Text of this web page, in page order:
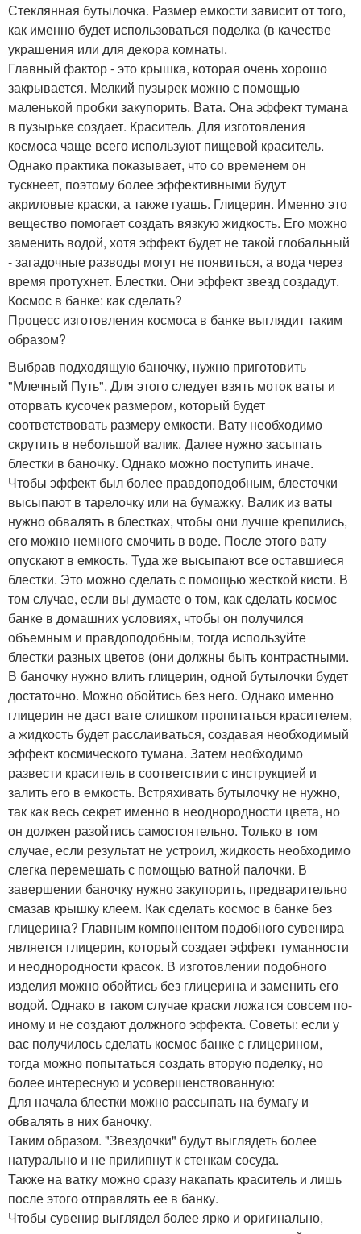
Стеклянная бутылочка. Размер емкости зависит от того,
как именно будет использоваться поделка (в качестве
украшения или для декора комнаты.
Главный фактор - это крышка, которая очень хорошо
закрывается. Мелкий пузырек можно с помощью
маленькой пробки закупорить. Вата. Она эффект тумана
в пузырьке создает. Краситель. Для изготовления
космоса чаще всего используют пищевой краситель.
Однако практика показывает, что со временем он
тускнеет, поэтому более эффективными будут
акриловые краски, а также гуашь. Глицерин. Именно это
вещество помогает создать вязкую жидкость. Его можно
заменить водой, хотя эффект будет не такой глобальный
- загадочные разводы могут не появиться, а вода через
время протухнет. Блестки. Они эффект звезд создадут.
Космос в банке: как сделать?
Процесс изготовления космоса в банке выглядит таким
образом?
Выбрав подходящую баночку, нужно приготовить
"Млечный Путь". Для этого следует взять моток ваты и
оторвать кусочек размером, который будет
соответствовать размеру емкости. Вату необходимо
скрутить в небольшой валик. Далее нужно засыпать
блестки в баночку. Однако можно поступить иначе.
Чтобы эффект был более правдоподобным, блесточки
высыпают в тарелочку или на бумажку. Валик из ваты
нужно обвалять в блестках, чтобы они лучше крепились,
его можно немного смочить в воде. После этого вату
опускают в емкость. Туда же высыпают все оставшиеся
блестки. Это можно сделать с помощью жесткой кисти. В
том случае, если вы думаете о том, как сделать космос
банке в домашних условиях, чтобы он получился
объемным и правдоподобным, тогда используйте
блестки разных цветов (они должны быть контрастными.
В баночку нужно влить глицерин, одной бутылочки будет
достаточно. Можно обойтись без него. Однако именно
глицерин не даст вате слишком пропитаться красителем,
а жидкость будет расслаиваться, создавая необходимый
эффект космического тумана. Затем необходимо
развести краситель в соответствии с инструкцией и
залить его в емкость. Встряхивать бутылочку не нужно,
так как весь секрет именно в неоднородности цвета, но
он должен разойтись самостоятельно. Только в том
случае, если результат не устроил, жидкость необходимо
слегка перемешать с помощью ватной палочки. В
завершении баночку нужно закупорить, предварительно
смазав крышку клеем. Как сделать космос в банке без
глицерина? Главным компонентом подобного сувенира
является глицерин, который создает эффект туманности
и неоднородности красок. В изготовлении подобного
изделия можно обойтись без глицерина и заменить его
водой. Однако в таком случае краски ложатся совсем по-
иному и не создают должного эффекта. Советы: если у
вас получилось сделать космос банке с глицерином,
тогда можно попытаться создать вторую поделку, но
более интересную и усовершенствованную:
Для начала блестки можно рассыпать на бумагу и
обвалять в них баночку.
Таким образом. "Звездочки" будут выглядеть более
натурально и не прилипнут к стенкам сосуда.
Также на ватку можно сразу накапать краситель и лишь
после этого отправлять ее в банку.
Чтобы сувенир выглядел более ярко и оригинально,